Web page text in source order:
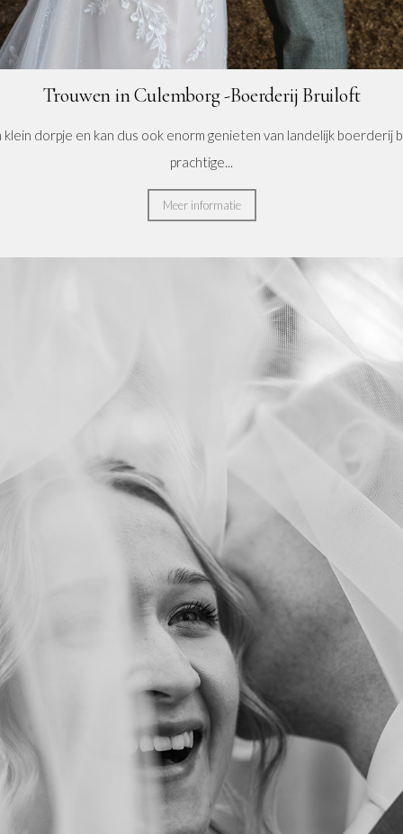
Trouwen in Culemborg -Boerderij Bruiloft
klein dorpje en kan dus ook enorm genieten van landelijk boerderij
prachtige...
Meer informatie